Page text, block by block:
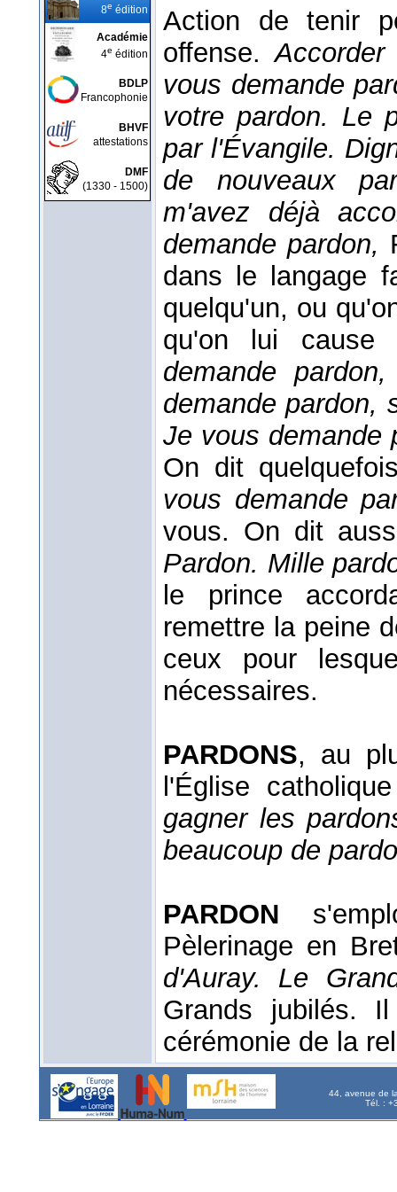
8e édition
Académie
4e édition
BDLP
Francophonie
BHVF
attestations
DMF
(1330 - 1500)
Action de tenir
offense.
vous demande
votre pardon. Le
par l'Évangile.
de nouveaux
m'avez déjà
demande pardon,
dans le langage
quelqu'un, ou
qu'on lui cause
demande
demande pardon,
Je vous demande
On dit
vous demande
vous. On dit
Pardon. Mille
le prince
remettre la peine
ceux pour
nécessaires.
PARDONS, au
l'Église
gagner les
beaucoup de
PARDON
Pèlerinage en
d'Auray. Le
Grands jubilés.
cérémonie de la
44, avenue de
Tél. :